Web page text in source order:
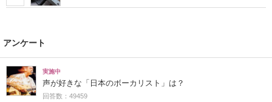
アンケート
実施中
声が好きな「日本のボーカリスト」は？
回答数：49459